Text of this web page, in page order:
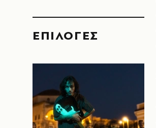
EΠΙΛΟΓΈΣ